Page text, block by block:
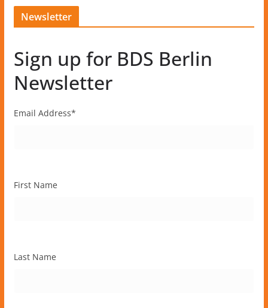
Newsletter
Sign up for BDS Berlin
Newsletter
Email Address*
First Name
Last Name